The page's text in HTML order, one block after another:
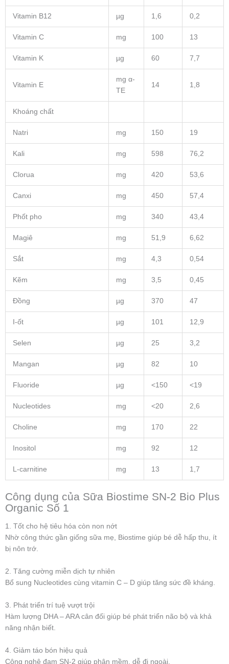
Vitamin B12 µg 1,6 0,2
Vitamin C mg 100 13
Vitamin K µg 60 7,7
Vitamin E
mg α-
TE
14 1,8
Khoáng chất
Natri mg 150 19
Kali mg 598 76,2
Clorua mg 420 53,6
Canxi mg 450 57,4
Phốt pho mg 340 43,4
Magiê mg 51,9 6,62
Sắt mg 4,3 0,54
Kẽm mg 3,5 0,45
Đồng µg 370 47
I-ốt µg 101 12,9
Selen µg 25 3,2
Mangan µg 82 10
Fluoride µg <150 <19
Nucleotides mg <20 2,6
Choline mg 170 22
Inositol mg 92 12
L-carnitine mg 13 1,7
Công dụng của Sữa Biostime SN-2 Bio Plus
Organic Số 1
1. Tốt cho hệ tiêu hóa còn non nớt
Nhờ công thức gần giống sữa mẹ, Biostime giúp bé dễ hấp thu, ít
bị nôn trớ.
2. Tăng cường miễn dịch tự nhiên
Bổ sung Nucleotides cùng vitamin C – D giúp tăng sức đề kháng.
3. Phát triển trí tuệ vượt trội
Hàm lượng DHA – ARA cân đối giúp bé phát triển não bộ và khả
năng nhận biết.
4. Giảm táo bón hiệu quả
Công nghệ đạm SN-2 giúp phân mềm, dễ đi ngoài.